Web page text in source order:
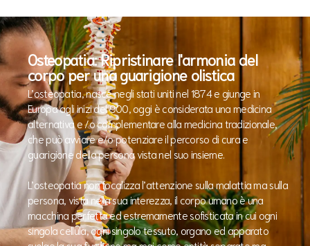
Osteopatia: Ripristinare l'armonia del
corpo per una guarigione olistica
L’osteopatia, nasce negli stati uniti nel 1874 e giunge in
Europa agli inizi del 900, oggi è considerata una medicina
alternativa e /o complementare alla medicina tradizionale,
che può avviare e/o potenziare il percorso di cura e
guarigione della persona vista nel suo insieme.
L’osteopatia non focalizza l’attenzione sulla malattia ma sulla
persona, vista nella sua interezza, il corpo umano è una
macchina perfetta ed estremamente sofisticata in cui ogni
singola cellula, ogni singolo tessuto, organo ed apparato